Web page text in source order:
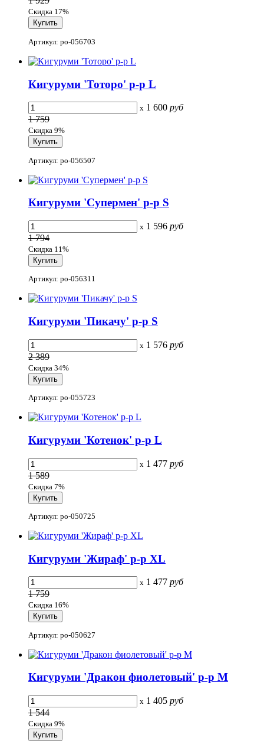
Скидка 17%
Артикул: po-056703
Кигуруми 'Тоторо' р-р L
x 1 600 руб
1 759
Скидка 9%
Артикул: po-056507
Кигуруми 'Супермен' р-р S
x 1 596 руб
1 794
Скидка 11%
Артикул: po-056311
Кигуруми 'Пикачу' р-р S
x 1 576 руб
2 389
Скидка 34%
Артикул: po-055723
Кигуруми 'Котенок' р-р L
x 1 477 руб
1 589
Скидка 7%
Артикул: po-050725
Кигуруми 'Жираф' р-р XL
x 1 477 руб
1 759
Скидка 16%
Артикул: po-050627
Кигуруми 'Дракон фиолетовый' р-р M
x 1 405 руб
1 544
Скидка 9%